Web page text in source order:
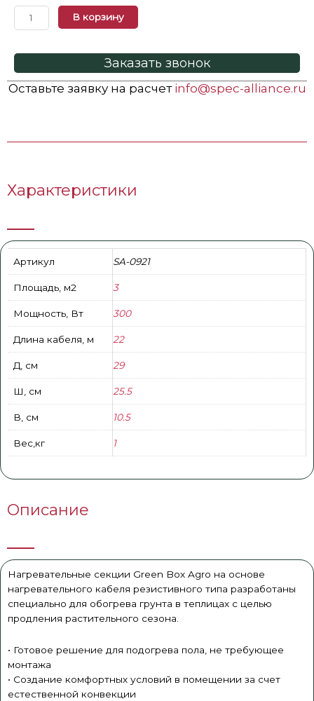
В корзину
Заказать звонок
Оставьте заявку на расчет info@spec-alliance.ru
Характеристики
Артикул SA-0921
Площадь, м2 3
Мощность, Вт 300
Длина кабеля, м 22
Д, см 29
Ш, см 25.5
В, см 10.5
Вес,кг 1
Описание
Нагревательные секции Green Box Agro на основе
нагревательного кабеля резистивного типа разработаны
специально для обогрева грунта в теплицах с целью
продления растительного сезона.
• Готовое решение для подогрева пола, не требующее
монтажа
• Создание комфортных условий в помещении за счет
естественной конвекции